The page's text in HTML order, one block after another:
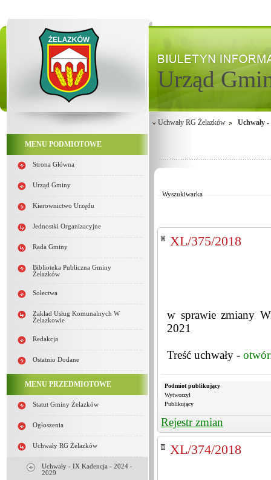
Urząd
MENU PODMIOTOWE
Strona Główna
Urząd Gminy
Kierownictwo Urzędu
Jednostki Organizacyjne
Rada Gminy
Biblioteka Publiczna Gminy
Żelazków
Sołectwa
Zakład Usług Komunalnych W
Żelazkowie
Redakcja
Ostatnio Dodane
MENU PRZEDMIOTOWE
Statut Gminy Żelazków
Ogłoszenia
Uchwały RG Żelazków
Uchwały - IX Kadencja - 2024 -
2029
Uchwały RG Żelazków Uchwały
Wyszukiwarka
Od:
XL/375/2018
w sprawie zmiany
2021
Treść uchwały -
Podmiot publikujący
Wytworzył
Publikujący
Rejestr zmian
XL/374/2018